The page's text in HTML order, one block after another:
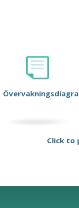
Click to